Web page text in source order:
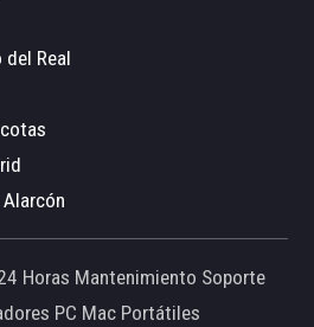
del Real
Horas Mantenimiento Soporte
PC Mac Portátiles